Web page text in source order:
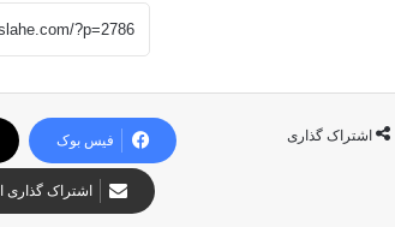
اشتراک گذاری فیس بوک
اشتراک گذاری